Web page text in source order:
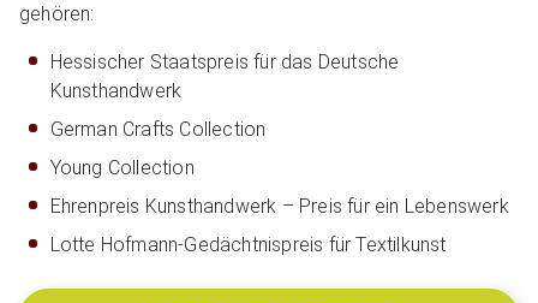
gehören:
Hessischer Staatspreis für das Deutsche
Kunsthandwerk
German Crafts Collection
Young Collection
Ehrenpreis Kunsthandwerk – Preis für ein Lebenswerk
Lotte Hofmann-Gedächtnispreis für Textilkunst